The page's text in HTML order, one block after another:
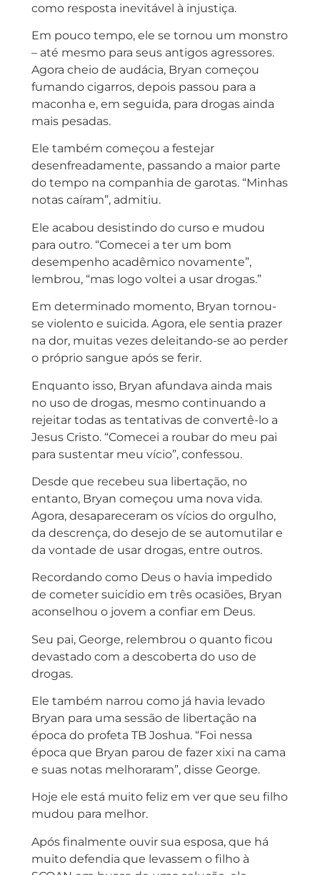
como resposta inevitável à injustiça.
Em pouco tempo, ele se tornou um monstro
– até mesmo para seus antigos agressores.
Agora cheio de audácia, Bryan começou
fumando cigarros, depois passou para a
maconha e, em seguida, para drogas ainda
mais pesadas.
Ele também começou a festejar
desenfreadamente, passando a maior parte
do tempo na companhia de garotas. “Minhas
notas caíram”, admitiu.
Ele acabou desistindo do curso e mudou
para outro. “Comecei a ter um bom
desempenho acadêmico novamente”,
lembrou, “mas logo voltei a usar drogas.”
Em determinado momento, Bryan tornou-
se violento e suicida. Agora, ele sentia prazer
na dor, muitas vezes deleitando-se ao perder
o próprio sangue após se ferir.
Enquanto isso, Bryan afundava ainda mais
no uso de drogas, mesmo continuando a
rejeitar todas as tentativas de convertê-lo a
Jesus Cristo. “Comecei a roubar do meu pai
para sustentar meu vício”, confessou.
Desde que recebeu sua libertação, no
entanto, Bryan começou uma nova vida.
Agora, desapareceram os vícios do orgulho,
da descrença, do desejo de se automutilar e
da vontade de usar drogas, entre outros.
Recordando como Deus o havia impedido
de cometer suicídio em três ocasiões, Bryan
aconselhou o jovem a confiar em Deus.
Seu pai, George, relembrou o quanto ficou
devastado com a descoberta do uso de
drogas.
Ele também narrou como já havia levado
Bryan para uma sessão de libertação na
época do profeta TB Joshua. “Foi nessa
época que Bryan parou de fazer xixi na cama
e suas notas melhoraram”, disse George.
Hoje ele está muito feliz em ver que seu filho
mudou para melhor.
Após finalmente ouvir sua esposa, que há
muito defendia que levassem o filho à